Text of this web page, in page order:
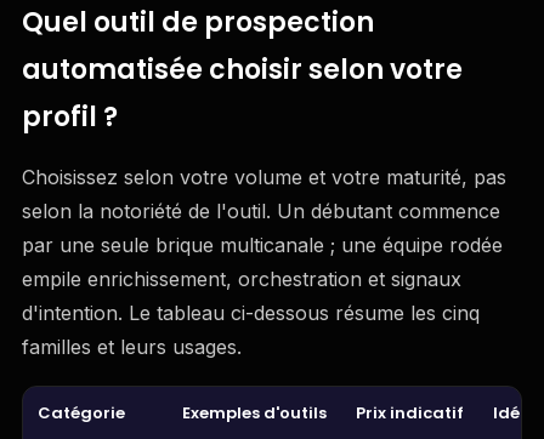
Quel outil de prospection
automatisée choisir selon votre
profil ?
Choisissez selon votre volume et votre maturité, pas
selon la notoriété de l'outil. Un débutant commence
par une seule brique multicanale ; une équipe rodée
empile enrichissement, orchestration et signaux
d'intention. Le tableau ci-dessous résume les cinq
familles et leurs usages.
Catégorie Exemples d'outils Prix indicatif Idéal